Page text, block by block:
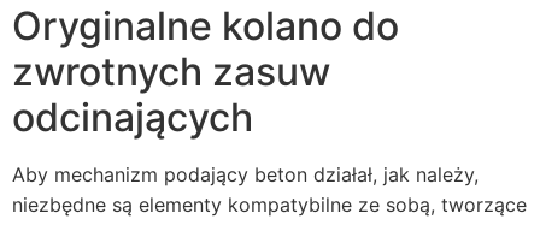
Oryginalne kolano do
zwrotnych zasuw
odcinających
Aby mechanizm podający beton działał, jak należy,
niezbędne są elementy kompatybilne ze sobą, tworzące